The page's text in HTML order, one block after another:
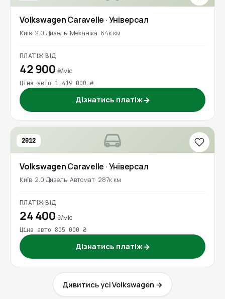
VolkswagenCaravelle · Універсал
Київ 2.0 Дизель Механіка 64к км
ПЛАТІЖ ВІД
42 900 ₴/міс
Ціна авто 1 419 000 ₴
Дізнатись платіж→
2012
VolkswagenCaravelle · Універсал
Київ 2.0 Дизель Автомат 287к км
ПЛАТІЖ ВІД
24 400 ₴/міс
Ціна авто 805 000 ₴
Дізнатись платіж→
Дивитись усі Volkswagen →